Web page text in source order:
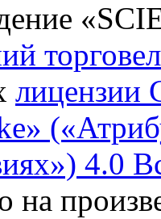
«
лицензии
4.0
на